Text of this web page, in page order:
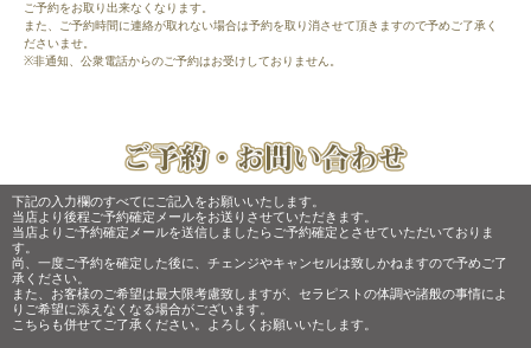
ご予約をお取り出来なくなります。
また、ご予約時間に連絡が取れない場合は予約を取り消させて頂きますので予めご了承く
ださいませ。
※非通知、公衆電話からのご予約はお受けしておりません。
下記の入力欄のすべてにご記入をお願いいたします。
当店より後程ご予約確定メールをお送りさせていただきます。
当店よりご予約確定メールを送信しましたらご予約確定とさせていただいておりま
す。
尚、一度ご予約を確定した後に、チェンジやキャンセルは致しかねますので予めご了
承ください。
また、お客様のご希望は最大限考慮致しますが、セラピストの体調や諸般の事情によ
りご希望に添えなくなる場合がございます。
こちらも併せてご了承ください。よろしくお願いいたします。